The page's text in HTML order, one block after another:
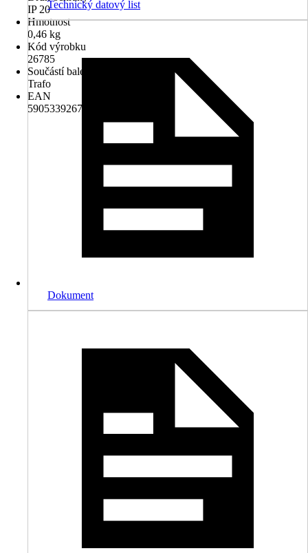
IP 20
Hmotnost
0,46 kg
Kód výrobku
26785
Součástí balení
Trafo
EAN
5905339267856
Technický datový list
Dokument